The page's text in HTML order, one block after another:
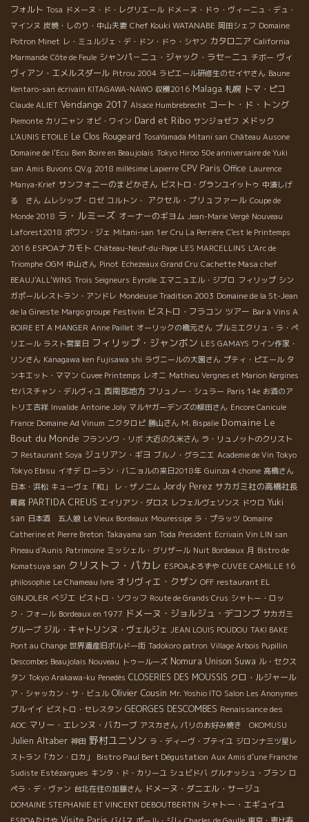
フォルト Tosa ドメーヌ・ド・レグリエール ドメーヌ・ドゥ・ヴィーニュ・デュ・
マインヌ 炭焼・しのり・中山夫妻 Chef Kouki WATANABE 岡田シェフ Domaine
Potron Minet レ・ミュルジェ・デ・ドン・ドゥ・シヤン カタロニア California
Marmande Côte de Feule シャンパ－ニュ・ジャック・ラセ－ニュ チボー ヴィ
ヴィアン・エメルスダール Pitrou 2004 ラピエール研修生のセイヤさん Baune
Kentaro-san écrivain KITAGAWA-NAWO 収穫2016 Malaga 札幌 トマ・ピコ
Claude ALIET Vendange 2017 Alsace Humbrebrecht コート・ド・トング
Piemonte カリニャン オビ・ワイン Dard et Ribo サンジョゼフ メドック
L'AUNIS ETOILE Le Clos Rougeard TosaYamada Mitani san Château Ausone
Domaine de l'Ecu Bien Boire en Beaujolais Tokyo Hiroo 50e anniversaire de Yuki
san Amis Buvons QV.g 2018 millésime Lapierre CPV Paris Office Laurence
Manya-Krief サンフォニーのまどかさん ビストロ・グランユイットゥ 中湊しげ
る さん ムレシップ・ロゼ コルトン・ アクセル・プリュファール Coupe de
Monde 2018 ラ・ルミーズ オーナーのギヨム Jean-Marie Vergé Nouveau
Laforest2018 ポワン・ジェ Mitani-san 1er Cru La Perrière C'est le Printemps
2016 ESPOAナカモト Château-Neuf-du-Pape LES MARCELLINS L'Arc de
Triomphe OGM 中山さん Pinot Echezeaux Grand Cru Cachette Masa chef
BEAUJ'ALL'WINS Trois Seigneurs Eyrolle エマニュエル・ジブロ フィリップ シン
ガポールレストラン・アンドレ Mondeuse Tradition 2003 Domaine de la St-Jean
de la Gineste Margo groupe Festivin ビストロ・フラコン ツアー Bar à Vins A
BOIRE ET A MANGER Anne Paillet オーリックの橋元さん プルミエクリュ・ラ・ペ
リエール ラスト営業日 フィリップ・ジャンボン LES GAMAYS ワイン作家・
リンさん Kanagawa ken Fujisawa shi ラヴニールの大園さん プティ・ピエール タ
ンキエット・ママン Cuvee Printemps レオニ Mathieu Vergnes et Marion Kergines
セバスチャン・デルヴィユ 西南部地方 ブリュノー・シュラー Paris 14e お酒のア
トリエ吉祥 Invalide Antoine Joly マルヤガーデンズの柳田さん Encore Canicule
France Domaine Ad Vinum ニクタロピ 勝山さん M. Bispalie Domaine Le
Bout du Monde フランソワ・リボ 大近の久米さん ラ・リュノットのクリスト
フ Restaurant Soya ジュリアン・ギヨ ブルノ・グラニエ Academie de Vin Tokyo
Tokyo Ebisu イオデ ローラン・バニョルの来日2018年 Guinza 4 chome 高橋さん
日本・浜松 キューヴェ「和」 レ・ザノ二ム Jordy Perez サカガミ社の高橋社長
貴腐 PARTIDA CREUS エイリアン・ダロス レフェルヴェソンス ドウロ Yuki
san 日本酒 五人娘 Le Vieux Bordeaux Mouressipe ラ・プラッツ Domaine
Catherine et Pierre Breton Takayama san Toda President Ecrivain Vin LIN san
Pineau d'Aunis Patrimoine ミッシェル・グリザール Nuit Bordeaux 月 Bistro de
Komatsuya san クリストフ・パカレ ESPOAよろずや CUVEE CAMILLE 16
philosophie Le Chameau Ivre オリヴィエ・クザン OFF restaurant EL
GINJOLER ベジエ ビストロ・ソワッフ Route de Grands Crus シャトー・ロッ
ク・フォール Bordeaux en 1977 ドメーヌ・ジョルジュ・デコンブ サカガミ
グループ ジル・キャトリンヌ・ヴェルジェ JEAN LOUIS POUDOU TAKI BAKE
Pont au Change 世界遺産旧ボルドー街 Tadokoro patron Village Arbois Pupillin
Descombes Beaujolais Nouveau トゥールーズ Nomura Unison Suwa ル・セクス
タン Tokyo Arakawa-ku Penedès CLOSERIES DES MOUSSIS クロ・ルジャール
ア・シャッカン・サ・ビュル Olivier Cousin Mr. Yoshio ITO Salon Les Anonymes
ブルイイ ビストロ・セレスタン GEORGES DESCOMBES Renaissance des
AOC マリー・エレンヌ・バカーブ アスカさん パリのお好み焼き OKOMUSU
Julien Altaber 神田 野村ユニソン ラ・ディーヴ・ブテイユ ジロンナ三ツ星レ
ストラン「カン・ロカ」
Bistro Paul Bert Dégustation Aux Amis d’une Franche
Sudiste Estézargues キンタ・ド・カリーユ シュビドバ グルナッシュ・ブラン ロ
ペラ・デ・ヴァン 台北在住の加藤さん ドメーヌ・ダニエル・サージュ
DOMAINE STEPHANIE ET VINCENT DEBOUTBERTIN シャトー・エギュイユ